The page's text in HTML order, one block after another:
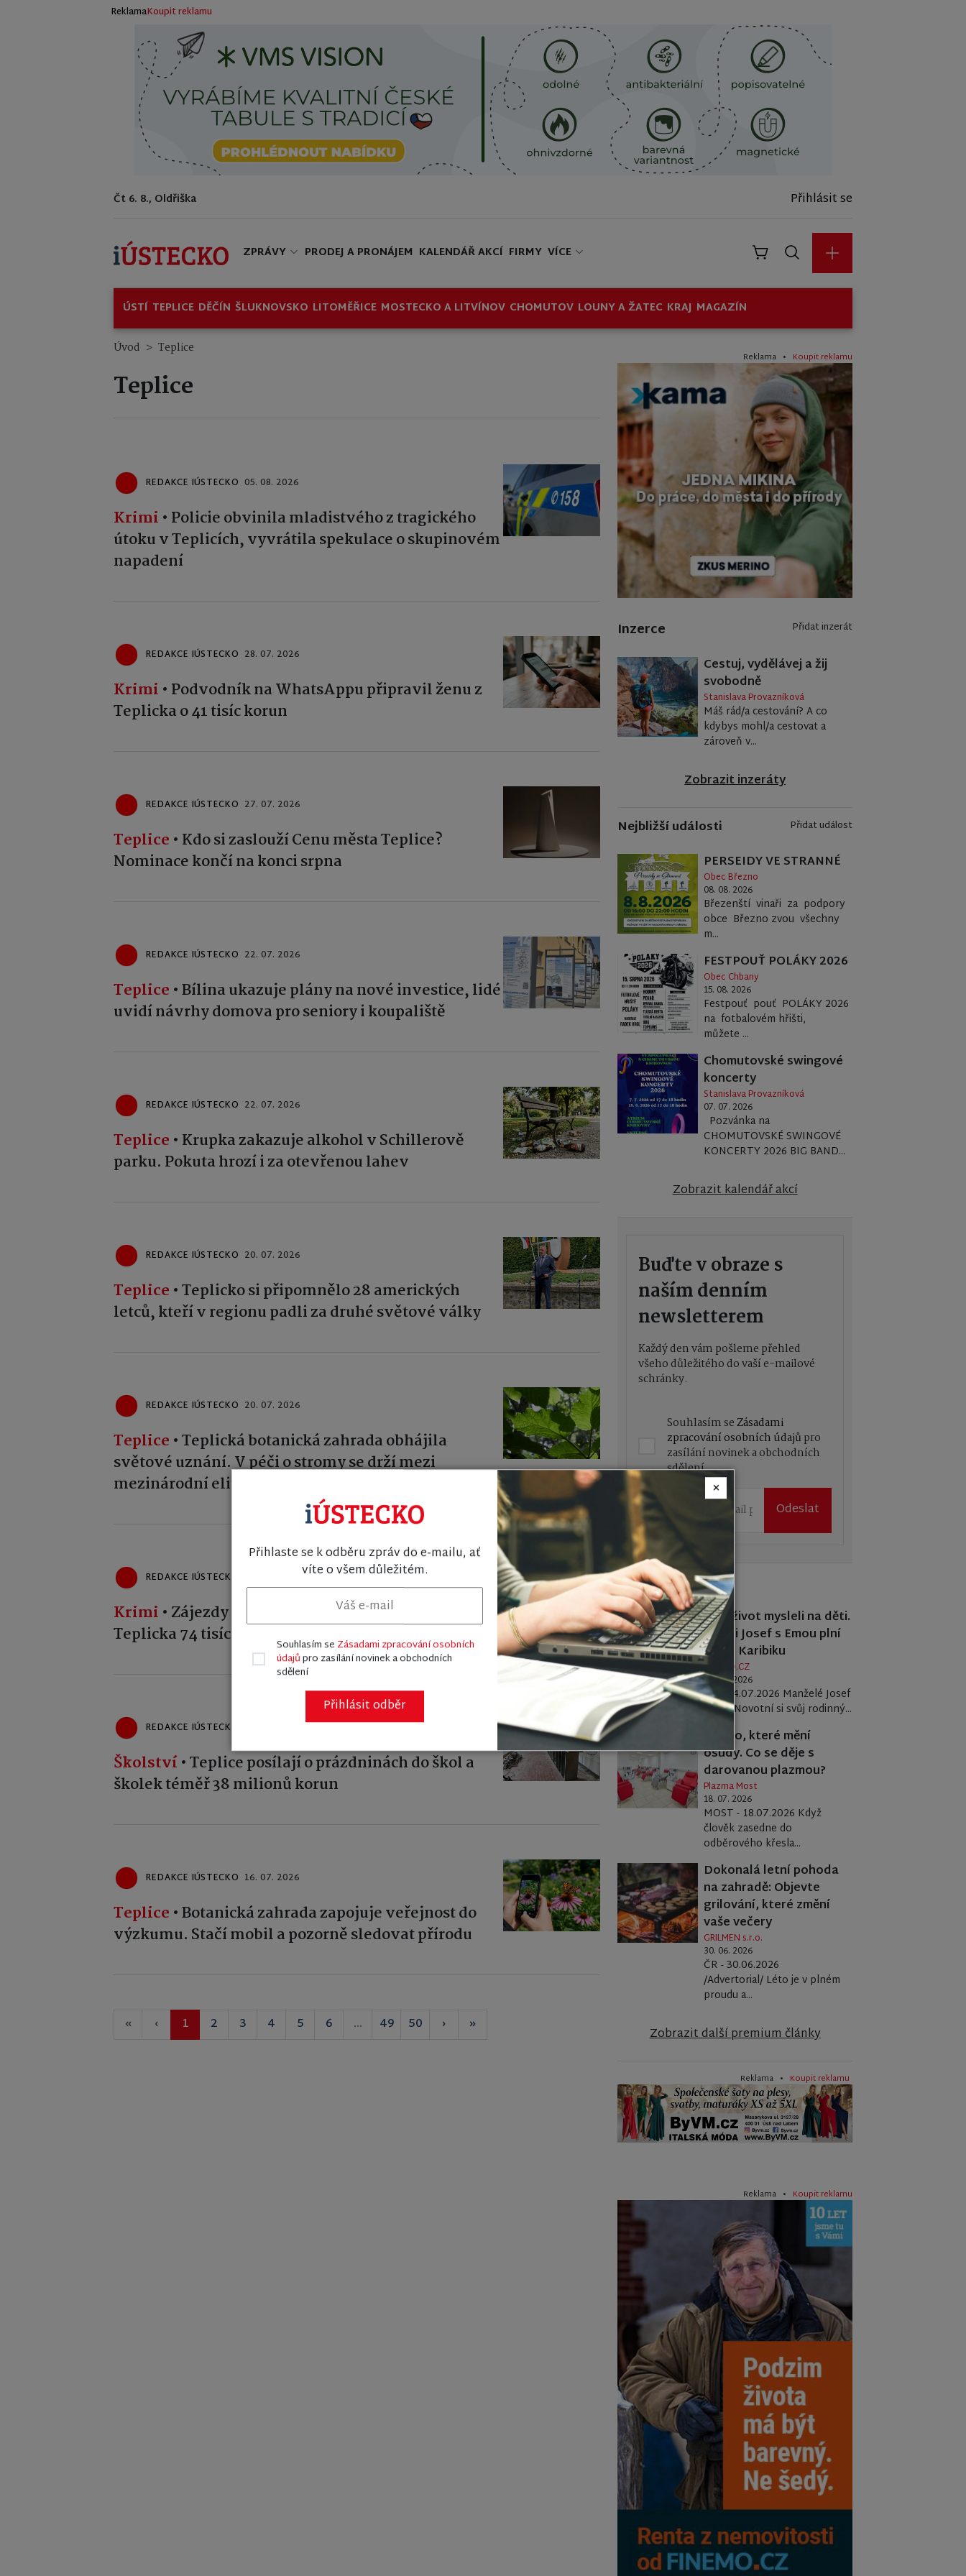
ReklamaKoupit reklamu
Čt 6. 8., Oldřiška Přihlásit se
ZPRÁVY PRODEJ A PRONÁJEM KALENDÁŘ AKCÍ FIRMY VÍCE
ÚSTÍ TEPLICE DĚČÍN ŠLUKNOVSKO LITOMĚŘICE MOSTECKO A LITVÍNOV CHOMUTOV LOUNY A ŽATEC KRAJ MAGAZÍN
Úvod Teplice
Teplice
REDAKCE IÚSTECKO 05. 08. 2026
Krimi • Policie obvinila mladistvého z tragického
útoku v Teplicích, vyvrátila spekulace o skupinovém
napadení
REDAKCE IÚSTECKO 28. 07. 2026
Krimi • Podvodník na WhatsAppu připravil ženu z
Teplicka o 41 tisíc korun
REDAKCE IÚSTECKO 27. 07. 2026
Teplice • Kdo si zaslouží Cenu města Teplice?
Nominace končí na konci srpna
REDAKCE IÚSTECKO 22. 07. 2026
Teplice •Bílina ukazuje plány na nové investice, lidé
uvidí návrhy domova pro seniory i koupaliště
REDAKCE IÚSTECKO 22. 07. 2026
Teplice • Krupka zakazuje alkohol v Schillerově
parku. Pokuta hrozí i za otevřenou lahev
REDAKCE IÚSTECKO 20. 07. 2026
Teplice •Teplicko si připomnělo 28 amerických
letců, kteří v regionu padli za druhé světové války
REDAKCE IÚSTECKO 20. 07. 2026
Teplice •Teplická botanická zahrada obhájila
světové uznání. V péči o stromy se drží mezi
mezinárodní elitou
REDAKCE IÚSTECKO
Krimi • Zájezdy snů na Facebooku stály ženu z
Teplicka 74 tisíc korun. Nikam neodletí
REDAKCE IÚSTECKO
Školství•Teplice posílají o prázdninách do škol a
školek téměř 38 milionů korun
REDAKCE IÚSTECKO 16. 07. 2026
Teplice •Botanická zahrada zapojuje veřejnost do
výzkumu. Stačí mobil a pozorně sledovat přírodu
« ‹ 1 2 3 4 5 6 ... 49 50 › »
Reklama • Koupit reklamu
Inzerce Přidat inzerát
Cestuj, vydělávej a žij
svobodně
Stanislava Provazníková
Máš rád/a cestování? A co
kdybys mohl/a cestovat a
zároveň v...
Zobrazit inzeráty
Nejbližší události Přidat událost
PERSEIDY VE STRANNÉ
Obec Březno
08. 08. 2026
Březenští vinaři za podpory
obce Březno zvou všechny
m...
FESTPOUŤ POLÁKY 2026
Obec Chbany
15. 08. 2026
Festpouť pouť POLÁKY 2026
na fotbalovém hřišti,
můžete ...
Chomutovské swingové
koncerty
Stanislava Provazníková
07. 07. 2026
Pozvánka na
CHOMUTOVSKÉ SWINGOVÉ
KONCERTY 2026 BIG BAND...
Zobrazit kalendář akcí
Buďte v obraze s
naším denním
newsletterem
Každý den vám pošleme přehled
všeho důležitého do vaší e-mailové
schránky.
Souhlasím seZásadami
zpracování osobních údajů pro
zasílání novinek a obchodních
sdělení
Odeslat
Premium články
Celý život mysleli na děti.
Teď si Josef s Emou plní
sen o Karibiku
FINEMO.CZ
24. 07. 2026
ČR - 24.07.2026 Manželé Josef
a Ema Novotní si svůj rodinný...
Křeslo, které mění
osudy. Co se děje s
darovanou plazmou?
Plazma Most
18. 07. 2026
MOST - 18.07.2026 Když
člověk zasedne do
odběrového křesla...
Dokonalá letní pohoda
na zahradě: Objevte
grilování, které změní
vaše večery
GRILMEN s.r.o.
30. 06. 2026
ČR - 30.06.2026
/Advertorial/ Léto je v plném
proudu a...
Zobrazit další premium články
Reklama • Koupit reklamu
Reklama • Koupit reklamu
×
Přihlaste se k odběru zpráv do e-mailu, ať
víte o všem důležitém.
Váš e-mail
Souhlasím se Zásadami zpracování osobních
údajůpro zasílání novinek a obchodních
sdělení
Přihlásit odběr